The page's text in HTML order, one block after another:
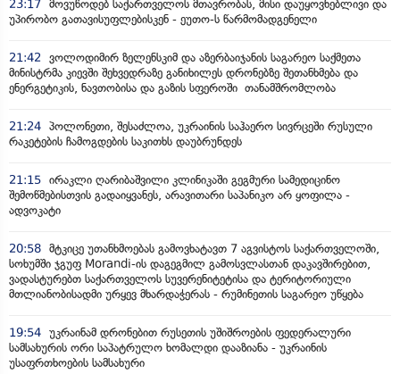
23:17 მოვუწოდებ საქართველოს მთავრობას, მისი დაუყოვნებლივი და
უპირობო გათავისუფლებისკენ - ეუთო-ს წარმომადგენელი
21:42
ვოლოდიმირ ზელენსკიმ და აზერბაიჯანის საგარეო საქმეთა
მინისტრმა კიევში შეხვედრაზე განიხილეს დრონებზე შეთანხმება და
ენერგეტიკის, ნავთობისა და გაზის სფეროში თანამშრომლობა
21:24 პოლონეთი, შესაძლოა, უკრაინის საჰაერო სივრცეში რუსული
რაკეტების ჩამოგდების საკითხს დაუბრუნდეს
21:15 ირაკლი ღარიბაშვილი კლინიკაში გეგმური სამედიცინო
შემოწმებისთვის გადაიყვანეს, არავითარი საპანიკო არ ყოფილა -
ადვოკატი
20:58 მტკიცე უთანხმოებას გამოვხატავთ 7 აგვისტოს საქართველოში,
სოხუმში ჯგუფ Morandi-ის დაგეგმილ გამოსვლასთან დაკავშირებით,
ვადასტურებთ საქართველოს სუვერენიტეტისა და ტერიტორიული
მთლიანობისადმი ურყევ მხარდაჭერას - რუმინეთის საგარეო უწყება
19:54 უკრაინამ დრონებით რუსეთის უშიშროების ფედერალური
სამსახურის ორი საპატრულო ხომალდი დააზიანა - უკრაინის
უსაფრთხოების სამსახური